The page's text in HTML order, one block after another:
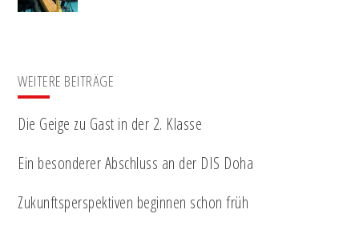
WEITERE BEITRÄGE
Die Geige zu Gast in der 2. Klasse
Ein besonderer Abschluss an der DIS Doha
Zukunftsperspektiven beginnen schon früh